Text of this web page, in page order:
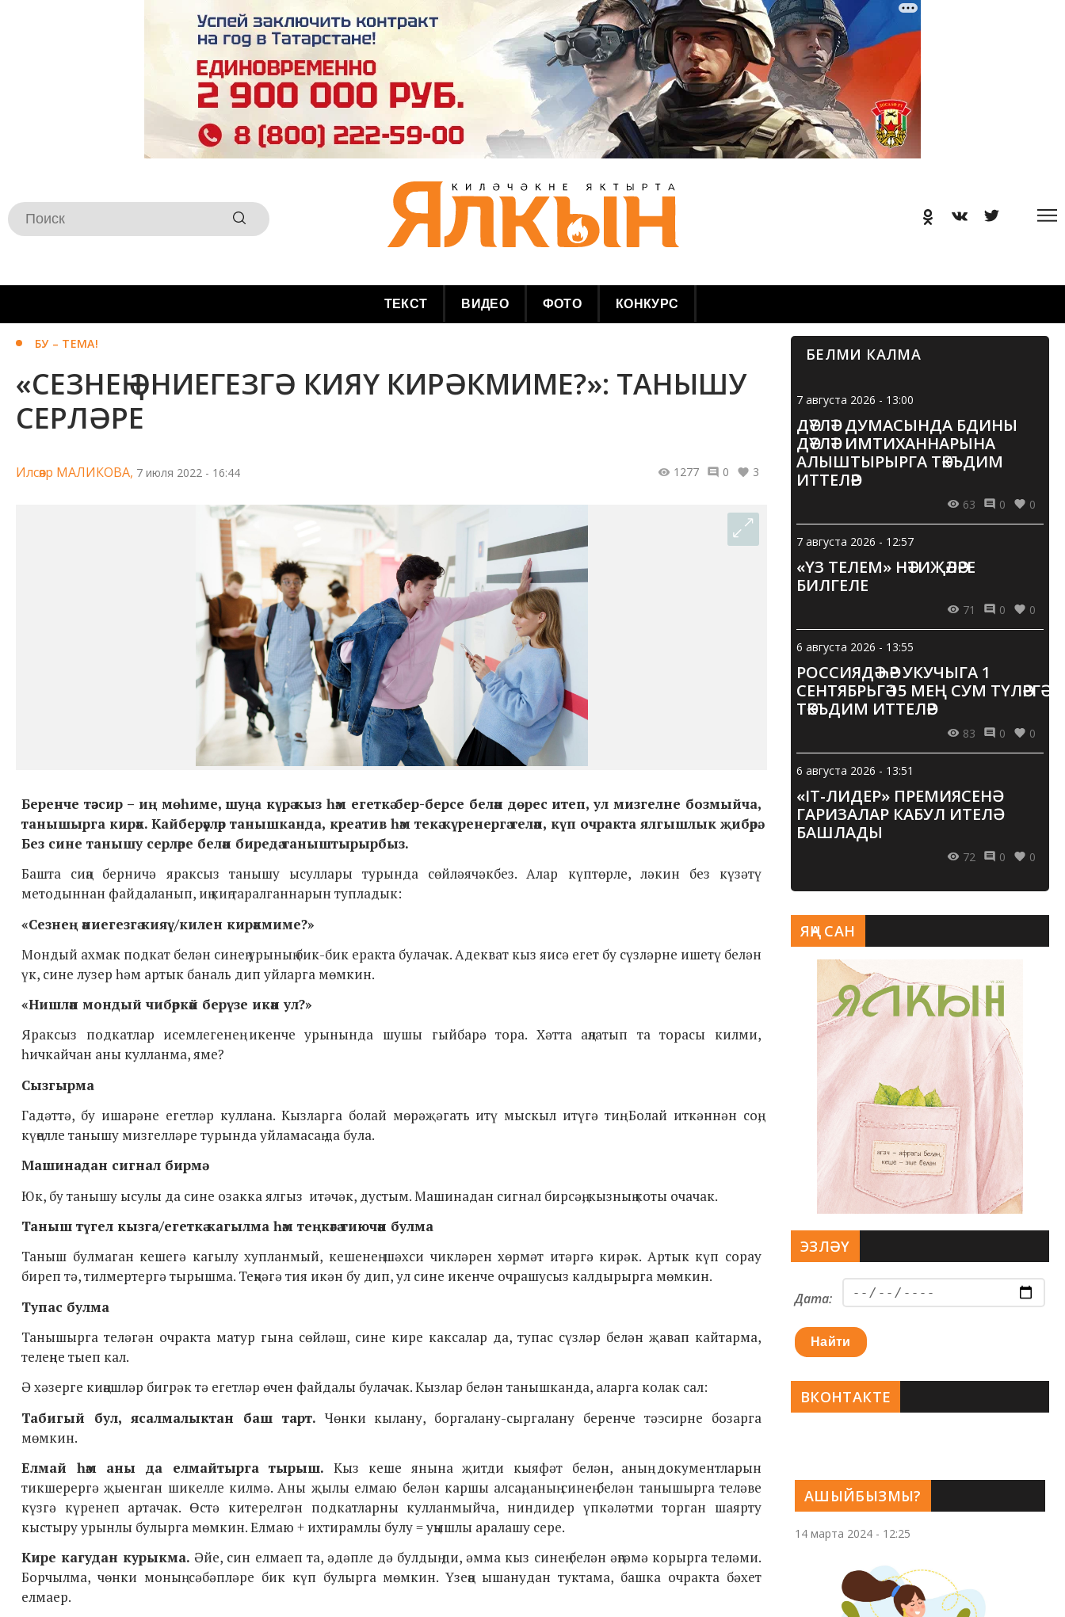
ТЕКСТ ВИДЕО ФОТО КОНКУРС
БУ – ТЕМА!
«СЕЗНЕҢ ӘНИЕГЕЗГӘ КИЯҮ КИРӘКМИМЕ?»: ТАНЫШУ
СЕРЛӘРЕ
Илсөяр МАЛИКОВА, 7 июля 2022 - 16:44 1277 0 3
Беренче тәэсир – иң мөһиме, шуңа күрә кыз һәм егеткә бер-берсе белән дөрес итеп, ул мизгелне бозмыйча,
танышырга кирәк. Кайберәүләр танышканда, креатив һәм текә күренергә теләп, күп очракта ялгышлык җибәрә.
Без сине танышу серләре белән биредә таныштырырбыз.
Башта сиңа берничә яраксыз танышу ысуллары турында сөйләячәкбез. Алар күптөрле, ләкин без күзәтү
методыннан файдаланып, иң киң таралганнарын тупладык:
«Сезнең әниегезгә кияү/килен кирәкмиме?»
Мондый ахмак подкат белән синең урының бик-бик еракта булачак. Адекват кыз яисә егет бу сүзләрне ишетү белән
үк, сине лузер һәм артык баналь дип уйларга мөмкин.
«Нишләп мондый чибәркәй берүзе икән ул?»
Яраксыз подкатлар исемлегенең икенче урынында шушы гыйбарә тора. Хәтта аңлатып та торасы килми,
һичкайчан аны кулланма, яме?
Сызгырма
Гадәттә, бу ишарәне егетләр куллана. Кызларга болай мөрәҗәгать итү мыскыл итүгә тиң. Болай иткәннән соң,
күңелле танышу мизгелләре турында уйламасаң да була.
Машинадан сигнал бирмә
Юк, бу танышу ысулы да сине озакка ялгыз итәчәк, дустым. Машинадан сигнал бирсәң, кызның коты очачак.
Таныш түгел кызга/егеткә кагылма һәм теңкәгә тиючән булма
Таныш булмаган кешегә кагылу хупланмый, кешенең шәхси чикләрен хөрмәт итәргә кирәк. Артык күп сорау
биреп тә, тилмертергә тырышма. Теңкәгә тия икән бу дип, ул сине икенче очрашусыз калдырырга мөмкин.
Тупас булма
Танышырга теләгән очракта матур гына сөйләш, сине кире каксалар да, тупас сүзләр белән җавап кайтарма,
телеңне тыеп кал.
Ә хәзерге киңәшләр бигрәк тә егетләр өчен файдалы булачак. Кызлар белән танышканда, аларга колак сал:
Табигый бул, ясалмалыктан баш тарт. Чөнки кылану, боргалану-сыргалану беренче тәэсирне бозарга
мөмкин.
Елмай һәм аны да елмайтырга тырыш.Кыз кеше янына җитди кыяфәт белән, аның документларын
тикшерергә җыенган шикелле килмә. Аны җылы елмаю белән каршы алсаң, аның синең белән танышырга теләве
күзгә күренеп артачак. Өстә китерелгән подкатларны кулланмыйча, ниндидер үпкәләтми торган шаярту
кыстыру урынлы булырга мөмкин.Елмаю + ихтирамлы булу = уңышлы аралашу сере.
Кире кагудан курыкма. Әйе, син елмаеп та, әдәпле дә булдың ди, әмма кыз синең белән әңгәмә корырга теләми.
Борчылма, чөнки моның сәбәпләре бик күп булырга мөмкин. Үзеңә ышанудан туктама, башка очракта бәхет
елмаер.
БЕЛМИ КАЛМА
7 августа 2026 - 13:00
ДӘҮЛӘТ ДУМАСЫНДА БДИНЫ
ДӘҮЛӘТ ИМТИХАННАРЫНА
АЛЫШТЫРЫРГА ТӘКЪДИМ
ИТТЕЛӘР
63 0 0
7 августа 2026 - 12:57
«ҮЗ ТЕЛЕМ» НӘТИҖӘЛӘРЕ
БИЛГЕЛЕ
71 0 0
6 августа 2026 - 13:55
РОССИЯДӘ ҺӘР УКУЧЫГА 1
СЕНТЯБРЬГӘ 15 МЕҢ СУМ ТҮЛӘРГӘ
ТӘКЪДИМ ИТТЕЛӘР
83 0 0
6 августа 2026 - 13:51
«IT-ЛИДЕР» ПРЕМИЯСЕНӘ
ГАРИЗАЛАР КАБУЛ ИТЕЛӘ
БАШЛАДЫ
72 0 0
АШЫЙБЫЗМЫ?
14 марта 2024 - 12:25
ЯҢА САН
ЭЗЛӘҮ
Дата:
Найти
ВКОНТАКТЕ